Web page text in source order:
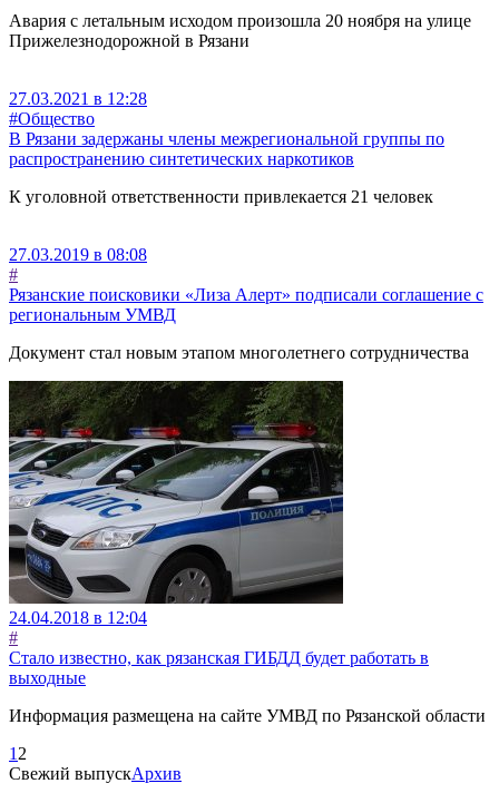
Авария с летальным исходом произошла 20 ноября на улице
Прижелезнодорожной в Рязани
27.03.2021 в 12:28
#Общество
В Рязани задержаны члены межрегиональной группы по
распространению синтетических наркотиков
К уголовной ответственности привлекается 21 человек
27.03.2019 в 08:08
#
Рязанские поисковики «Лиза Алерт» подписали соглашение с
региональным УМВД
Документ стал новым этапом многолетнего сотрудничества
24.04.2018 в 12:04
#
Стало известно, как рязанская ГИБДД будет работать в
выходные
Информация размещена на сайте УМВД по Рязанской области
1 2
Свежий выпускАрхив